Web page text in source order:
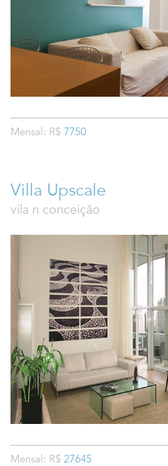
Mensal: R$ 7750
Villa Upscale
vila n conceição
Mensal: R$ 27645